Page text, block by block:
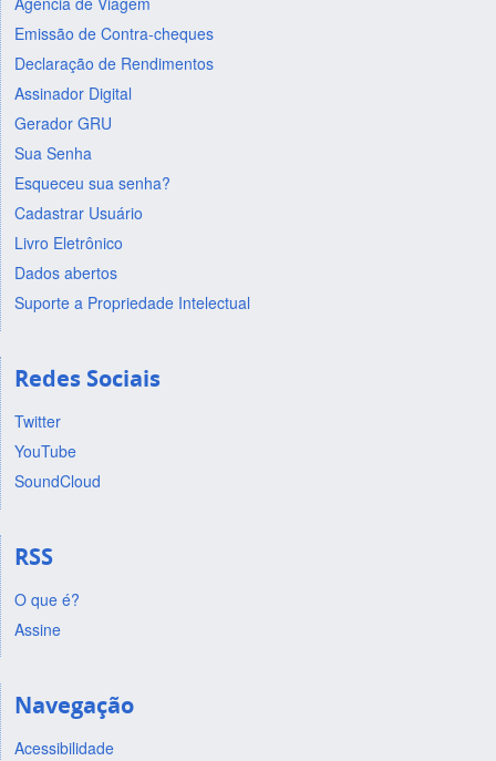
Emissão de Contra-cheques
Declaração de Rendimentos
Assinador Digital
Gerador GRU
Sua Senha
Esqueceu sua senha?
Cadastrar Usuário
Livro Eletrônico
Dados abertos
Suporte a Propriedade Intelectual
Redes Sociais
Twitter
YouTube
SoundCloud
RSS
O que é?
Assine
Navegação
Acessibilidade